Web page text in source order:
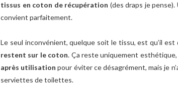
tissus en coton de récupération (des draps je
convient parfaitement.
Le seul inconvénient, quelque soit le tissu, est qu’il
restent sur le coton. Ça reste uniquement
après utilisation pour éviter ce désagrément, mais je
serviettes de toilettes.